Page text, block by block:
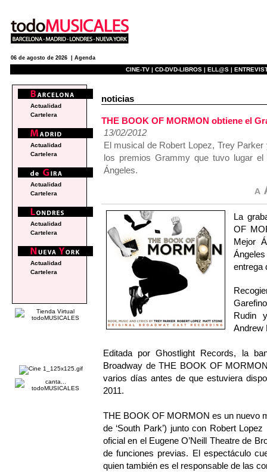
06 de agosto de 2026 | Agenda
CINE-TV | CD-DVD-LIBROS | ELL@S |
noticias
THE BOOK OF MORMON obtiene el
13/02/2012
El musical de Robert Lopez, Trey
los premios Grammy que tuvo lugar
Ángeles.
La
OF
Mejor
entrega
Rudin
Andrew
Editada por Ghostlight Records, la
Broadway de THE BOOK OF
varios días antes de que estuviera
2011.
THE BOOK OF MORMON es un nuevo
de ‘South Park’) junto con Robert
oficial en el Eugene O’Neill Theatre de
de funciones previas. El espectáculo
quien también es el responsable de las
Actualidad
Cartelera
Actualidad
Cartelera
Actualidad
Cartelera
Actualidad
Cartelera
Actualidad
Cartelera